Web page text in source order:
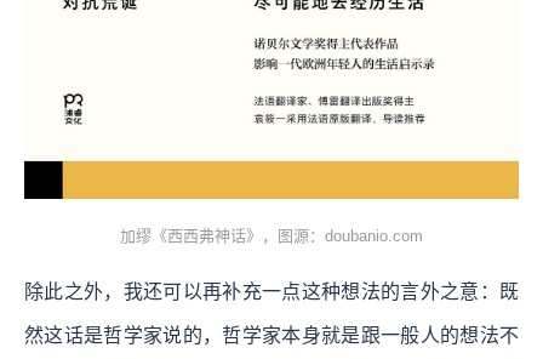
加缪《西西弗神话》，图源：doubanio.com
除此之外，我还可以再补充一点这种想法的言外之意：既
然这话是哲学家说的，哲学家本身就是跟一般人的想法不